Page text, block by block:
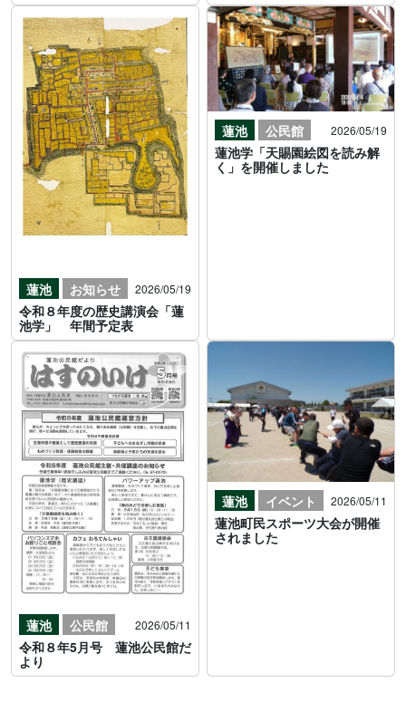
蓮池 お知らせ 2026/05/19
令和８年度の歴史講演会「蓮
池学」 年間予定表
蓮池 公民館 2026/05/19
蓮池学「天賜園絵図を読み解
く」を開催しました
蓮池 公民館 2026/05/11
令和８年5月号 蓮池公民館だ
より
蓮池 イベント 2026/05/11
蓮池町民スポーツ大会が開催
されました